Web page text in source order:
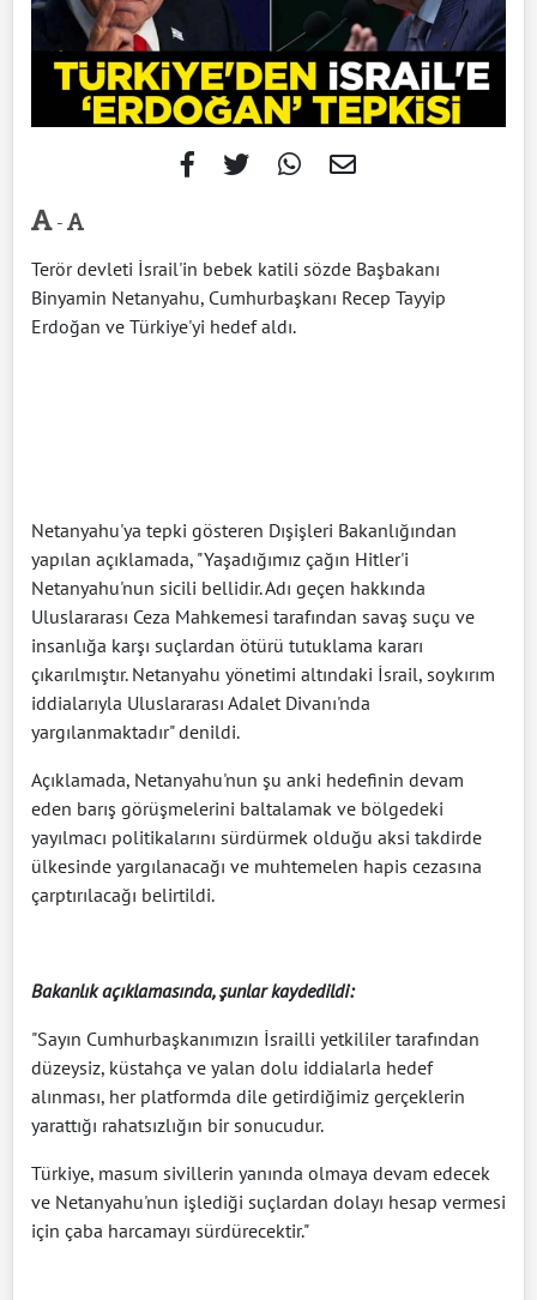
-
Terör devleti İsrail'in bebek katili sözde Başbakanı
Binyamin Netanyahu, Cumhurbaşkanı Recep Tayyip
Erdoğan ve Türkiye'yi hedef aldı.
Netanyahu'ya tepki gösteren Dışişleri Bakanlığından
yapılan açıklamada, "Yaşadığımız çağın Hitler'i
Netanyahu'nun sicili bellidir. Adı geçen hakkında
Uluslararası Ceza Mahkemesi tarafından savaş suçu ve
insanlığa karşı suçlardan ötürü tutuklama kararı
çıkarılmıştır. Netanyahu yönetimi altındaki İsrail, soykırım
iddialarıyla Uluslararası Adalet Divanı'nda
yargılanmaktadır" denildi.
Açıklamada, Netanyahu'nun şu anki hedefinin devam
eden barış görüşmelerini baltalamak ve bölgedeki
yayılmacı politikalarını sürdürmek olduğu aksi takdirde
ülkesinde yargılanacağı ve muhtemelen hapis cezasına
çarptırılacağı belirtildi.
Bakanlık açıklamasında, şunlar kaydedildi:
"Sayın Cumhurbaşkanımızın İsrailli yetkililer tarafından
düzeysiz, küstahça ve yalan dolu iddialarla hedef
alınması, her platformda dile getirdiğimiz gerçeklerin
yarattığı rahatsızlığın bir sonucudur.
Türkiye, masum sivillerin yanında olmaya devam edecek
ve Netanyahu'nun işlediği suçlardan dolayı hesap vermesi
için çaba harcamayı sürdürecektir."